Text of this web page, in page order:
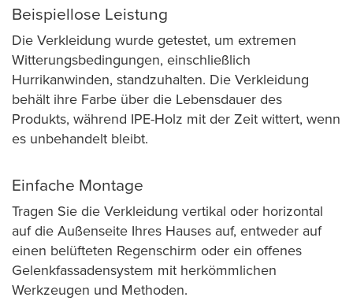
Beispiellose Leistung
Die Verkleidung wurde getestet, um extremen
Witterungsbedingungen, einschließlich
Hurrikanwinden, standzuhalten. Die Verkleidung
behält ihre Farbe über die Lebensdauer des
Produkts, während IPE-Holz mit der Zeit wittert, wenn
es unbehandelt bleibt.
Einfache Montage
Tragen Sie die Verkleidung vertikal oder horizontal
auf die Außenseite Ihres Hauses auf, entweder auf
einen belüfteten Regenschirm oder ein offenes
Gelenkfassadensystem mit herkömmlichen
Werkzeugen und Methoden.